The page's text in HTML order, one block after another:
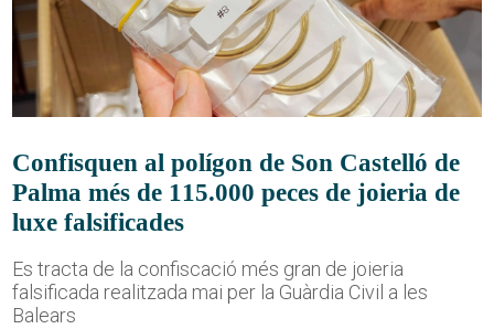
Confisquen al polígon de Son Castelló de
Palma més de 115.000 peces de joieria de
luxe falsificades
Es tracta de la confiscació més gran de joieria
falsificada realitzada mai per la Guàrdia Civil a les
Balears